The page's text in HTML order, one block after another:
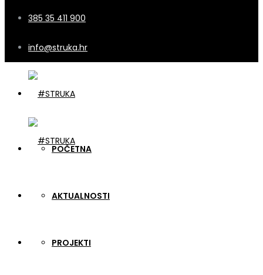
385 35 411 900
info@struka.hr
POČETNA
AKTUALNOSTI
PROJEKTI